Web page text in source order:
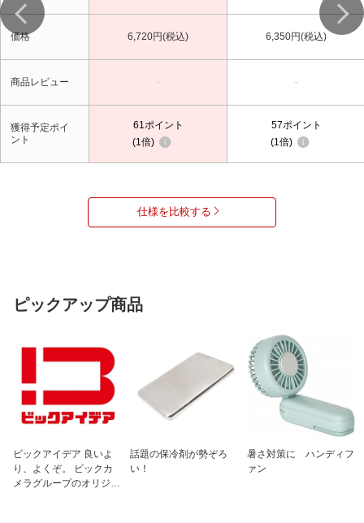
価格 6,720円(税込) 6,350円(税込)
商品レビュー - -
獲得予定ポイ
ント
61ポイント
1倍
57ポイント
1倍
仕様を比較する
ピックアップ商品
ビックアイデア 良いよ
り、よくぞ。 ビックカ
メラグループのオリジナ
話題の保冷剤が勢ぞろ
い！
暑さ対策に ハンディフ
ァン